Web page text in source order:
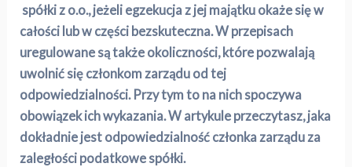
spółki z o.o., jeżeli egzekucja z jej majątku okaże się w
całości lub w części bezskuteczna. W przepisach
uregulowane są także okoliczności, które pozwalają
uwolnić się członkom zarządu od tej
odpowiedzialności. Przy tym to na nich spoczywa
obowiązek ich wykazania.W artykule przeczytasz, jaka
dokładnie jest odpowiedzialność członka zarządu za
zaległości podatkowe spółki.